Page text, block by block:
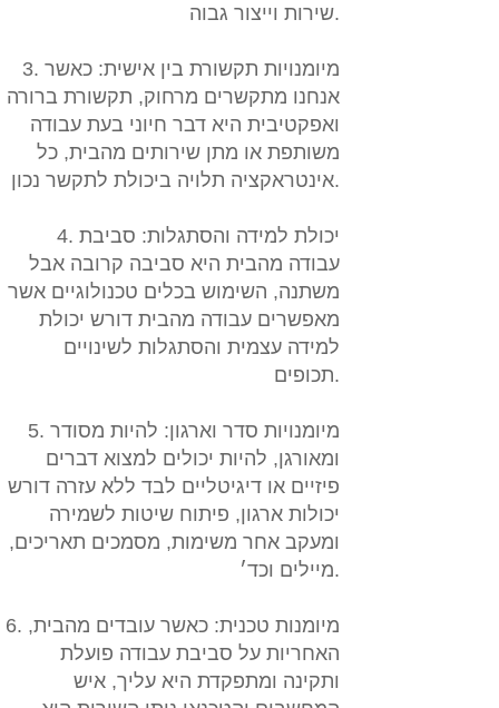
שירות וייצור גבוה.
3. מיומנויות תקשורת בין אישית: כאשר
אנחנו מתקשרים מרחוק, תקשורת ברורה
ואפקטיבית היא דבר חיוני בעת עבודה
משותפת או מתן שירותים מהבית, כל
אינטראקציה תלויה ביכולת לתקשר נכון.
4. יכולת למידה והסתגלות: סביבת
עבודה מהבית היא סביבה קרובה אבל
משתנה, השימוש בכלים טכנולוגיים אשר
מאפשרים עבודה מהבית דורש יכולת
למידה עצמית והסתגלות לשינויים
תכופים.
5. מיומנויות סדר וארגון: להיות מסודר
ומאורגן, להיות יכולים למצוא דברים
פיזיים או דיגיטליים לבד ללא עזרה דורש
יכולות ארגון, פיתוח שיטות לשמירה
ומעקב אחר משימות, מסמכים תאריכים,
מיילים וכד׳.
6. מיומנות טכנית: כאשר עובדים מהבית,
האחריות על סביבת עבודה פועלת
ותקינה ומתפקדת היא עליך, איש